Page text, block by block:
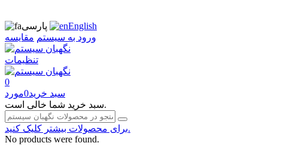
پارسی
English
ورود به سیستم مقایسه
تنظیمات
0
سبد خرید0مورد
سبد خرید شما خالی است.
برای محصولات بیشتر کلیک کنید.
No products were found.